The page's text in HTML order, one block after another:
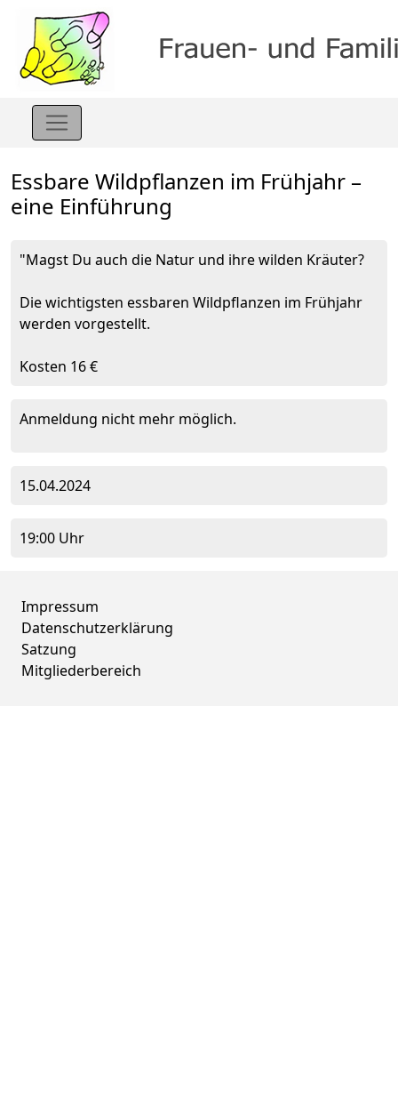
Essbare Wildpflanzen im Frühjahr –
eine Einführung
"Magst Du auch die Natur und ihre wilden Kräuter?
Die wichtigsten essbaren Wildpflanzen im Frühjahr
werden vorgestellt.
Kosten 16 €
Anmeldung nicht mehr möglich.
15.04.2024
19:00 Uhr
Impressum
Datenschutzerklärung
Satzung
Mitgliederbereich